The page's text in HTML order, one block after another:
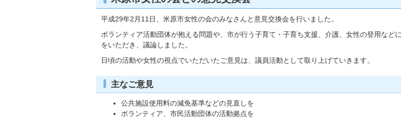
平成29年2月11日、米原市女性の会のみなさんと意見交換会を行いました。
ボランティア活動団体が抱える問題や、市が行う子育て・子育ち支援、介護、女性の登用など
をいただき、議論しました。
日頃の活動や女性の視点でいただいたご意見は、議員活動として取り上げていきます。
主なご意見
公共施設使用料の減免基準などの見直しを
ボランティア、市民活動団体の活動拠点を